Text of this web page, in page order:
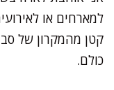
למארחים או
קטן מהמקרון של
כולם.